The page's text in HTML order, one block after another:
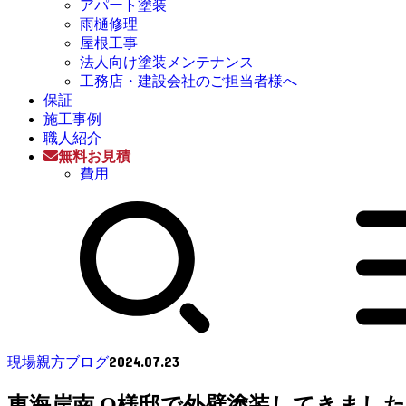
アパート塗装
雨樋修理
屋根工事
法人向け塗装メンテナンス
工務店・建設会社のご担当者様へ
保証
施工事例
職人紹介
無料お見積
費用
現場親方ブログ2024.07.23